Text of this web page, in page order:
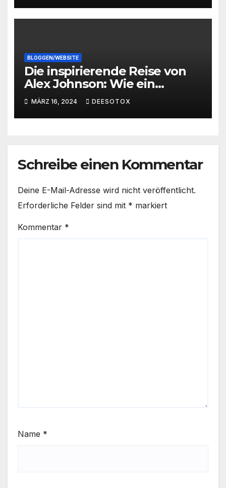
BLOGGEN/WEBSITE
Die inspirierende Reise von
Alex Johnson: Wie ein
Student zum bloggenden
Millionär wurde
MÄRZ 16, 2024 DEESOTOX
Schreibe einen Kommentar
Deine E-Mail-Adresse wird nicht veröffentlicht.
Erforderliche Felder sind mit * markiert
Kommentar *
Name *